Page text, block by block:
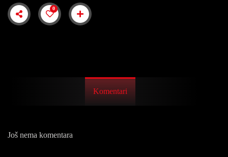
0
Komentari
Još nema komentara